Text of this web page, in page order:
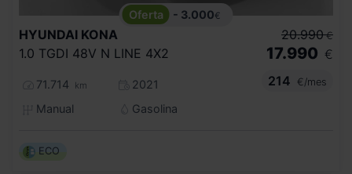
- 3.000€
HYUNDAI KONA
1.0 TGDI 48V N LINE 4X2
71.714 km
2021
Manual
Gasolina
20.990 €
17.990 €
214
€/mes
ECO